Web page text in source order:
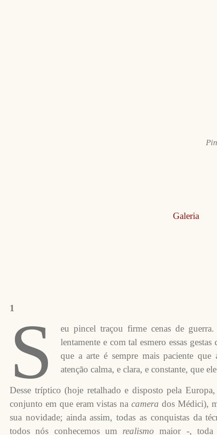
Galeria
1
S
eu pincel traçou firme cenas de
lentamente e com tal esmero essas
que a arte é sempre mais paciente
atenção calma, e clara, e constante, que
Desse tríptico (hoje retalhado e disposto pela Europa,
conjunto em que eram vistas nacamera dos Médici),
sua novidade; ainda assim, todas as conquistas da
todos nós conhecemos um realismo maior -, toda